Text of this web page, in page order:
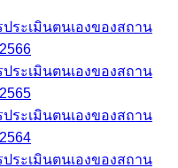
ประเมินตนเองของสถาน
ประเมินตนเองของสถาน
ประเมินตนเองของสถาน
ประเมินตนเองของสถาน